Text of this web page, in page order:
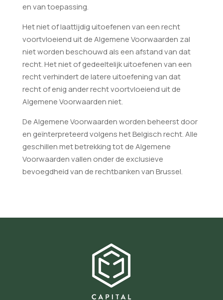
en van toepassing.
Het niet of laattijdig uitoefenen van een recht
voortvloeiend uit de Algemene Voorwaarden zal
niet worden beschouwd als een afstand van dat
recht. Het niet of gedeeltelijk uitoefenen van een
recht verhindert de latere uitoefening van dat
recht of enig ander recht voortvloeiend uit de
Algemene Voorwaarden niet.
De Algemene Voorwaarden worden beheerst door
en geïnterpreteerd volgens het Belgisch recht. Alle
geschillen met betrekking tot de Algemene
Voorwaarden vallen onder de exclusieve
bevoegdheid van de rechtbanken van Brussel.